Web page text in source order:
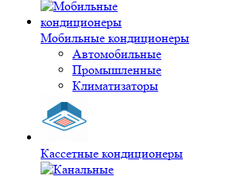
Мобильные кондиционеры
Автомобильные
Промышленные
Климатизаторы
Кассетные кондиционеры